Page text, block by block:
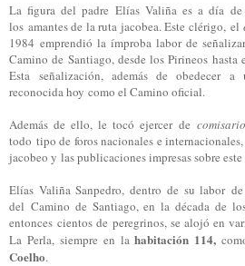
La figura del padre Elías Valiña es a día
los amantes de la ruta jacobea. Este clérigo, el
1984 emprendió la ímproba labor de
Camino de Santiago, desde los Pirineos hasta
Esta señalización, además de obedecer
reconocida hoy como el Camino oficial.
Además de ello, le tocó ejercer de
todo tipo de foros nacionales e
jacobeo y las publicaciones impresas sobre este
Elías Valiña Sanpedro, dentro de su labor
del Camino de Santiago, en la década de
entonces cientos de peregrinos, se alojó en
La Perla, siempre en lahabitación 114,
Coelho.